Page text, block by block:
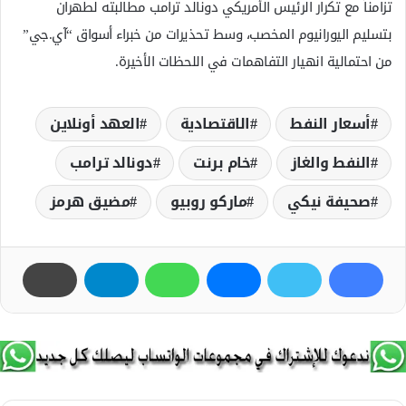
تزامناً مع تكرار الرئيس الأمريكي دونالد ترامب مطالبته لطهران
بتسليم اليورانيوم المخصب، وسط تحذيرات من خبراء أسواق “آي.جي”
من احتمالية انهيار التفاهمات في اللحظات الأخيرة.
أسعار النفط الاقتصادية
العهد أونلاين
النفط والغاز
خام برنت
دونالد ترامب
صحيفة نيكي
ماركو روبيو مضيق هرمز